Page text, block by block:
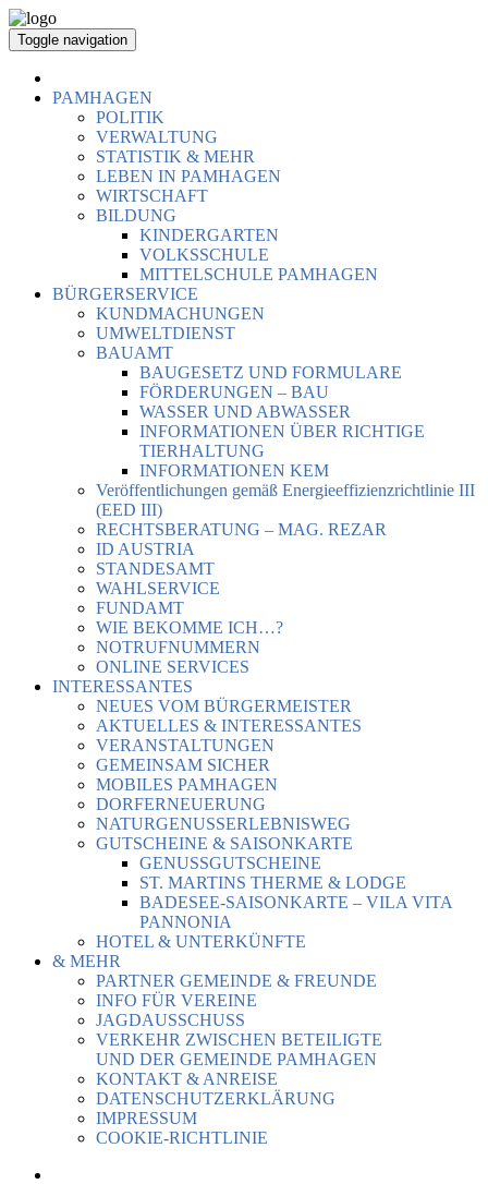
Toggle navigation
PAMHAGEN
POLITIK
VERWALTUNG
STATISTIK & MEHR
LEBEN IN PAMHAGEN
WIRTSCHAFT
BILDUNG
KINDERGARTEN
VOLKSSCHULE
MITTELSCHULE PAMHAGEN
BÜRGERSERVICE
KUNDMACHUNGEN
UMWELTDIENST
BAUAMT
BAUGESETZ UND FORMULARE
FÖRDERUNGEN – BAU
WASSER UND ABWASSER
INFORMATIONEN ÜBER RICHTIGE
TIERHALTUNG
INFORMATIONEN KEM
Veröffentlichungen gemäß Energieeffizienzrichtlinie III
(EED III)
RECHTSBERATUNG – MAG. REZAR
ID AUSTRIA
STANDESAMT
WAHLSERVICE
FUNDAMT
WIE BEKOMME ICH…?
NOTRUFNUMMERN
ONLINE SERVICES
INTERESSANTES
NEUES VOM BÜRGERMEISTER
AKTUELLES & INTERESSANTES
VERANSTALTUNGEN
GEMEINSAM SICHER
MOBILES PAMHAGEN
DORFERNEUERUNG
NATURGENUSSERLEBNISWEG
GUTSCHEINE & SAISONKARTE
GENUSSGUTSCHEINE
ST. MARTINS THERME & LODGE
BADESEE-SAISONKARTE – VILA VITA
PANNONIA
HOTEL & UNTERKÜNFTE
& MEHR
PARTNER GEMEINDE & FREUNDE
INFO FÜR VEREINE
JAGDAUSSCHUSS
VERKEHR ZWISCHEN BETEILIGTE
UND DER GEMEINDE PAMHAGEN
KONTAKT & ANREISE
DATENSCHUTZERKLÄRUNG
IMPRESSUM
COOKIE-RICHTLINIE